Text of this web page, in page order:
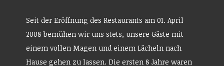
Seit der Eröffnung des Restaurants am 01. April
2008 bemühen wir uns stets, unsere Gäste mit
einem vollen Magen und einem Lächeln nach
Hause gehen zu lassen. Die ersten 8 Jahre waren